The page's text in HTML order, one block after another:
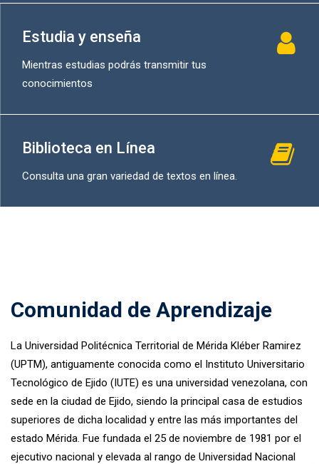
Estudia y enseña
Mientras estudias podrás transmitir tus
conocimientos
Biblioteca en Línea
Consulta una gran variedad de textos en línea.
Comunidad de Aprendizaje
La Universidad Politécnica Territorial de Mérida Kléber Ramirez
(UPTM), antiguamente conocida como el Instituto Universitario
Tecnológico de Ejido (IUTE) es una universidad venezolana, con
sede en la ciudad de Ejido, siendo la principal casa de estudios
superiores de dicha localidad y entre las más importantes del
estado Mérida. Fue fundada el 25 de noviembre de 1981 por el
ejecutivo nacional y elevada al rango de Universidad Nacional